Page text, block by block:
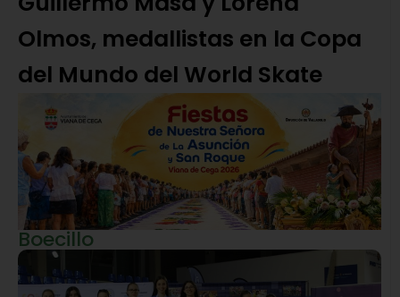
Olmos, medallistas en la Copa
del Mundo del World Skate
Boecillo